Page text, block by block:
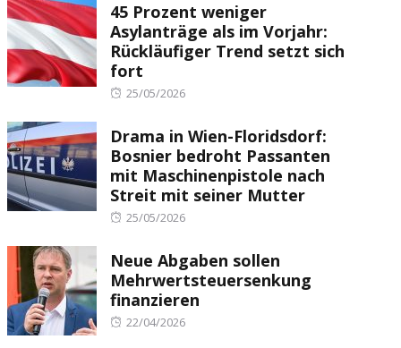
45 Prozent weniger
Asylanträge als im Vorjahr:
Rückläufiger Trend setzt sich
fort
Posted
25/05/2026
Drama in Wien-Floridsdorf:
Bosnier bedroht Passanten
mit Maschinenpistole nach
Streit mit seiner Mutter
Posted
25/05/2026
Neue Abgaben sollen
Mehrwertsteuersenkung
finanzieren
Posted
22/04/2026